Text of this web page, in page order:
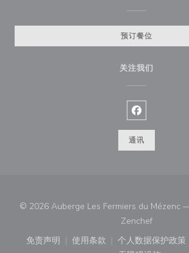
预订餐位
关注我们
Facebook ((
通讯
© 2026 Auberge Les Fermiers du Mézenc
Zenchef((在新窗
免责声明
((在新窗口中打开))
使用条款
((在新窗口中打开))
个人数据保护政策
((在新